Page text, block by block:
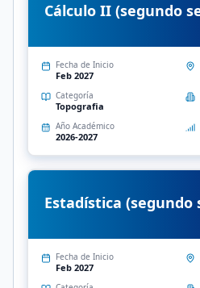
Cálculo II (segundo
Fecha de Inicio
Feb 2027
Categoría
Topografia
Año Académico
2026-2027
Estadística (segundo
Fecha de Inicio
Feb 2027